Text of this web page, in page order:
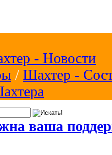
- Новости
/ Шахтер -
ваша